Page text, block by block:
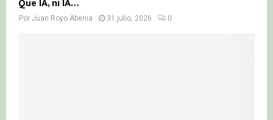
Qué IA, ni IA…
Por Juan Royo Abenia 31 julio, 2026 0